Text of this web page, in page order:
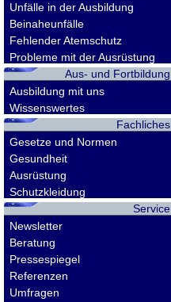
Unfälle in der Ausbildung
Beinaheunfälle
Fehlender Atemschutz
Probleme mit der Ausrüstung
Aus- und Fortbildung
Ausbildung mit uns
Wissenswertes
Fachliches
Gesetze und Normen
Gesundheit
Ausrüstung
Schutzkleidung
Service
Newsletter
Beratung
Pressespiegel
Referenzen
Umfragen